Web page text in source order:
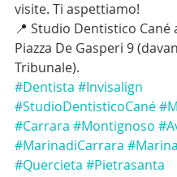
visite. Ti aspettiamo!
📍 Studio Dentistico Cané
Piazza De Gasperi 9
Tribunale).
#Dentista #Invisalign
#StudioDentisticoCané
#Carrara #Montignoso
#MarinadiCarrara
#Quercieta #Pietrasanta